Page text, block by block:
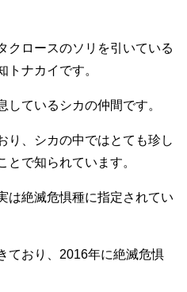
クロースのソリを引いている
トナカイです。
しているシカの仲間です。
り、シカの中ではとても珍し
とで知られています。
は絶滅危惧種に指定されてい
ており、2016年に絶滅危惧